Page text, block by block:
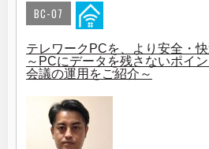
BC-07
テレワークPCを、より安全・
～PCにデータを残さないポイ
会議の運用をご紹介～